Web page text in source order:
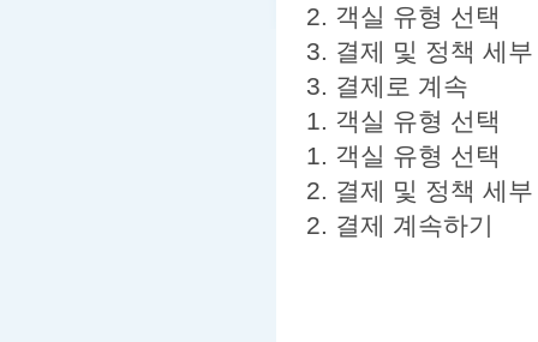
2. 객실 유형 선택
3. 결제 및 정책 세
3. 결제로 계속
1. 객실 유형 선택
1. 객실 유형 선택
2. 결제 및 정책 세
2. 결제 계속하기